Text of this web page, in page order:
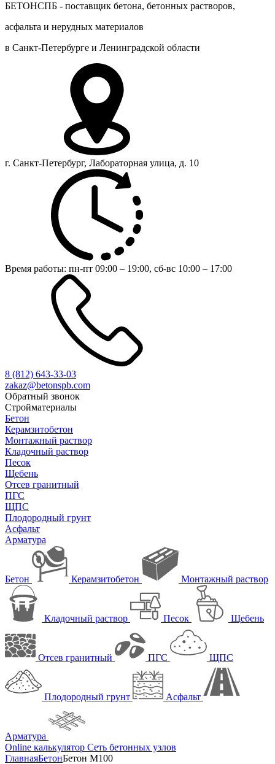
БЕТОНСПБ - поставщик бетона, бетонных растворов,
асфальта и нерудных материалов
в Санкт-Петербурге и Ленинградской области
г. Санкт-Петербург, Лабораторная улица, д. 10
Время работы: пн-пт 09:00 – 19:00, сб-вс 10:00 – 17:00
8 (812) 643-33-03
zakaz@betonspb.com
Обратный звонок
Стройматериалы
Бетон
Керамзитобетон
Монтажный раствор
Кладочный раствор
Песок
Щебень
Отсев гранитный
ПГС
ЩПС
Плодородный грунт
Асфальт
Арматура
Бетон Керамзитобетон Монтажный раствор
Кладочный раствор Песок Щебень
Отсев гранитный ПГС ЩПС
Плодородный грунт Асфальт
Арматура
Online калькулятор Сеть бетонных узлов
ГлавнаяБетонБетон M100